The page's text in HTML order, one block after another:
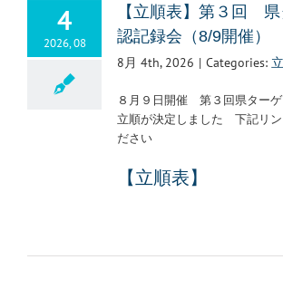
4
2026, 08
【立順表】第３回
認記録会（8/9開催）
8月 4th, 2026 | Categories:
８月９日開催 第３回県ター
立順が決定しました 下記リン
ださい
【立順表】